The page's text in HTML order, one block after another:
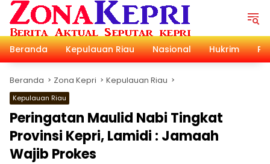
Langsung
konten
Beranda
Kepulauan Riau Nasional Hukrim
Beranda Zona Kepri Kepulauan Riau
Kepulauan Riau
Peringatan Maulid Nabi Tingkat
Provinsi Kepri, Lamidi : Jamaah
Wajib Prokes